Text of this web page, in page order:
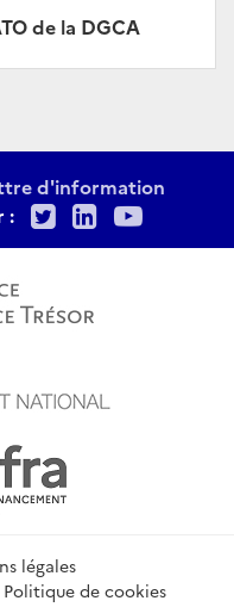
de la DGCA
d'information
:
TwitterLinkedIn
légales
Politique de cookies